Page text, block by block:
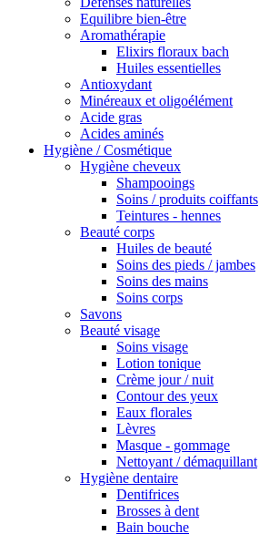
Equilibre bien-être
Aromathérapie
Elixirs floraux bach
Huiles essentielles
Antioxydant
Minéreaux et oligoélément
Acide gras
Acides aminés
Hygiène / Cosmétique
Hygiène cheveux
Shampooings
Soins / produits coiffants
Teintures - hennes
Beauté corps
Huiles de beauté
Soins des pieds / jambes
Soins des mains
Soins corps
Savons
Beauté visage
Soins visage
Lotion tonique
Crème jour / nuit
Contour des yeux
Eaux florales
Lèvres
Masque - gommage
Nettoyant / démaquillant
Hygiène dentaire
Dentifrices
Brosses à dent
Bain bouche